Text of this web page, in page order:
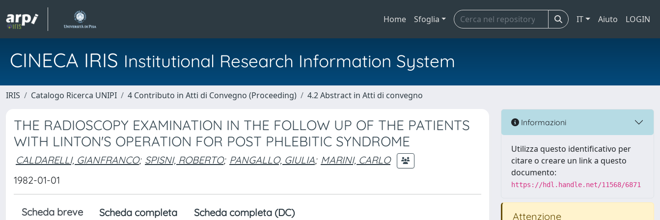
Home Sfoglia IT Aiuto LOGIN
CINECA IRIS Institutional Research Information System
IRIS Catalogo Ricerca UNIPI 4 Contributo in Atti di Convegno (Proceeding) 4.2 Abstract in Atti di convegno
THE RADIOSCOPY EXAMINATION IN THE FOLLOW UP OF THE PATIENTS
WITH LINTON'S OPERATION FOR POST PHLEBITIC SYNDROME
CALDARELLI, GIANFRANCO; SPISNI, ROBERTO; PANGALLO, GIULIA; MARINI, CARLO
1982-01-01
Scheda breve Scheda completa Scheda completa (DC)
Informazioni
Utilizza questo identificativo per
citare o creare un link a questo
documento:
https://hdl.handle.net/11568/6871
Attenzione